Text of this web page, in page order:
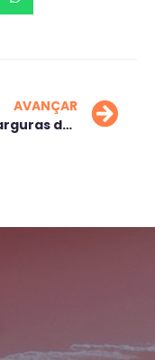
AVANÇAR
As amarguras de uma vida sem sentido